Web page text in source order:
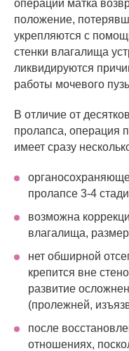
операции матка
положение,
укрепляются с
стенки влагалища
ликвидируются
работы мочевого
В отличие от
пролапса, операция
имеет сразу
пролапсе 3-4
возможна
влагалища,
нет обширной
крепится вне
развитие
(пролежней,
после
отношениях,